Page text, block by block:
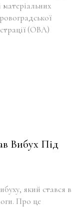
(ОВА)
Вибух Під
який стався в
Про це